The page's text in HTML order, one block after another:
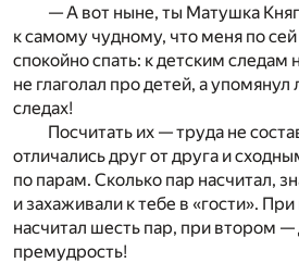
— А вот ныне, ты Матушка
к самому чудному, что меня по
спокойно спать: к детским следам
не глаголал про детей, а упомянул
следах!
Посчитать их — труда не
отличались друг от друга и
по парам. Сколько пар насчитал,
и захаживали к тебе в «гости».
насчитал шесть пар, при втором —
премудрость!